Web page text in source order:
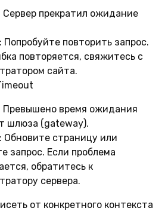
Сервер прекратил ожидание
Попробуйте повторить запрос.
повторяется, свяжитесь с
сайта.
Превышено время ожидания
шлюза (gateway).
Обновите страницу или
запрос. Если проблема
обратитесь к
сервера.
от конкретного контекста